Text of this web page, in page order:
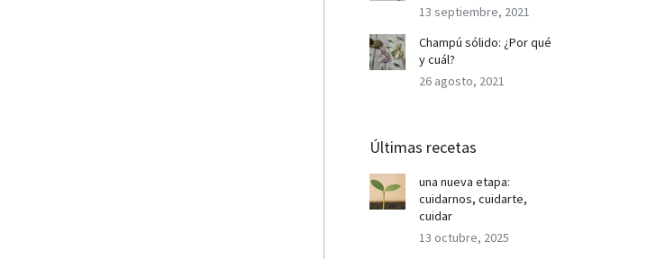
13 septiembre, 2021
Champú sólido: ¿Por qué
y cuál?
26 agosto, 2021
Últimas recetas
una nueva etapa:
cuidarnos, cuidarte,
cuidar
13 octubre, 2025